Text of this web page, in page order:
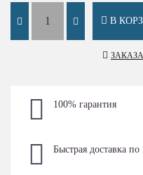
В
100% гарантия
Быстрая доставка по